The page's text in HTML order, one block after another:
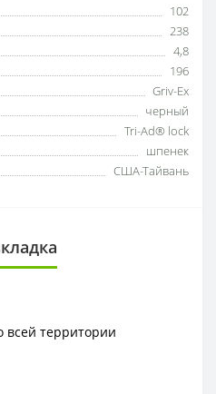
102
238
4,8
196
Griv-Ex
черный
Tri-Ad® lock
шпенек
США-Тайвань
территории